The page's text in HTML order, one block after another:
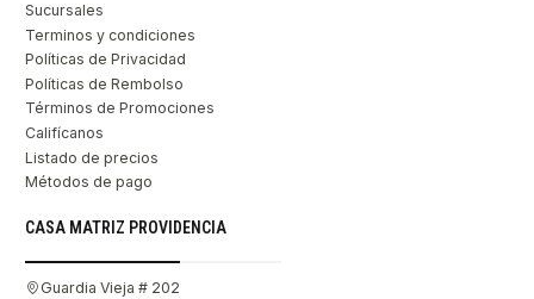
Sucursales
Terminos y condiciones
Políticas de Privacidad
Políticas de Rembolso
Términos de Promociones
Califícanos
Listado de precios
Métodos de pago
CASA MATRIZ PROVIDENCIA
Guardia Vieja # 202